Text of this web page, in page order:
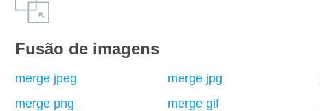
Fusão de imagens
merge jpeg
merge jpg
merge png
merge gif